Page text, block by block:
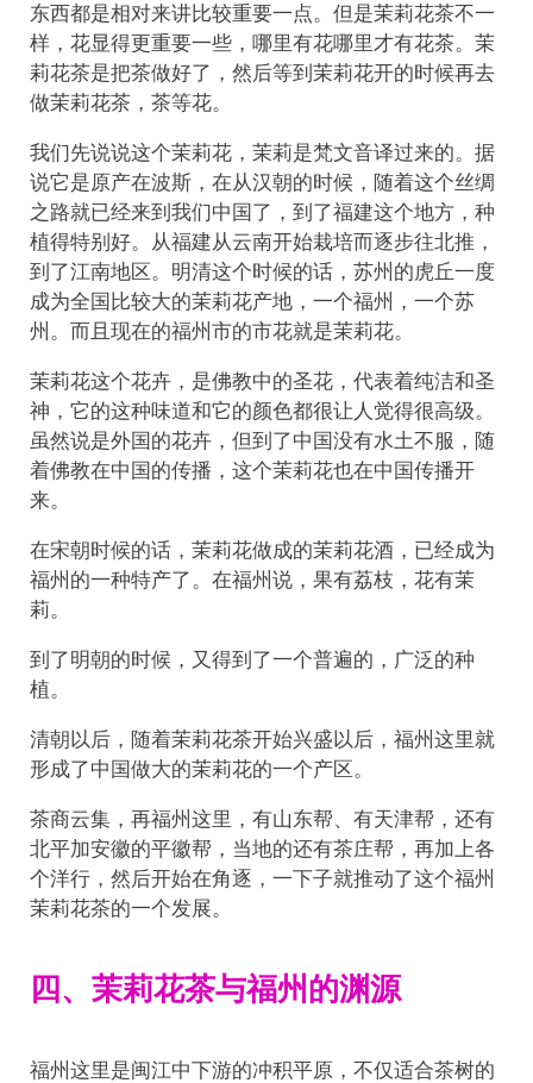
东西都是相对来讲比较重要一点。但是茉莉花茶不一
样，花显得更重要一些，哪里有花哪里才有花茶。茉
莉花茶是把茶做好了，然后等到茉莉花开的时候再去
做茉莉花茶，茶等花。
我们先说说这个茉莉花，茉莉是梵文音译过来的。据
说它是原产在波斯，在从汉朝的时候，随着这个丝绸
之路就已经来到我们中国了，到了福建这个地方，种
植得特别好。从福建从云南开始栽培而逐步往北推，
到了江南地区。明清这个时候的话，苏州的虎丘一度
成为全国比较大的茉莉花产地，一个福州，一个苏
州。而且现在的福州市的市花就是茉莉花。
茉莉花这个花卉，是佛教中的圣花，代表着纯洁和圣
神，它的这种味道和它的颜色都很让人觉得很高级。
虽然说是外国的花卉，但到了中国没有水土不服，随
着佛教在中国的传播，这个茉莉花也在中国传播开
来。
在宋朝时候的话，茉莉花做成的茉莉花酒，已经成为
福州的一种特产了。在福州说，果有荔枝，花有茉
莉。
到了明朝的时候，又得到了一个普遍的，广泛的种
植。
清朝以后，随着茉莉花茶开始兴盛以后，福州这里就
形成了中国做大的茉莉花的一个产区。
茶商云集，再福州这里，有山东帮、有天津帮，还有
北平加安徽的平徽帮，当地的还有茶庄帮，再加上各
个洋行，然后开始在角逐，一下子就推动了这个福州
茉莉花茶的一个发展。
四、茉莉花茶与福州的渊源
福州这里是闽江中下游的冲积平原，不仅适合茶树的